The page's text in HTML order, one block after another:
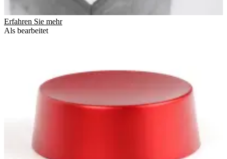
Erfahren Sie mehr
Als bearbeitet